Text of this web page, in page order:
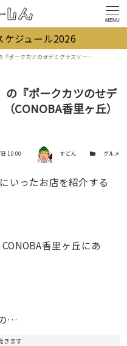
MENU
ケジュール2026
ソースオムライス』（CONOBA香里ヶ丘）【ひらつーグルメ】
の『ポークカツのせデ
CONOBA香里ヶ丘）
10:00 著者 すどん カテゴリー
グルメ
いったお店を紹介する
香里ヶ丘にあ
…
きます